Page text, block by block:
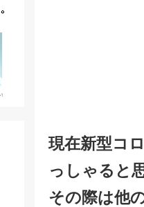
現在新型コ
っしゃると
その際は他